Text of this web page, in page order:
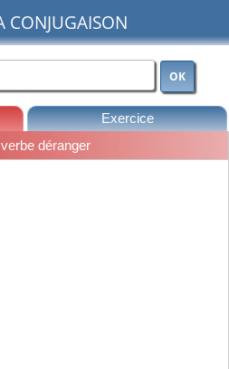
CONJUGAISON
OK
Exercice
déranger